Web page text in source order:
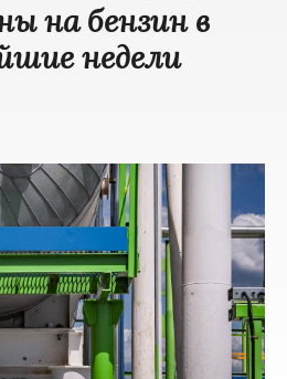
на бензин в
недели